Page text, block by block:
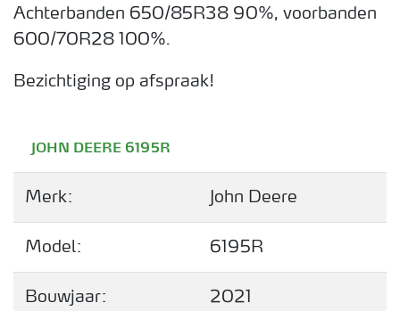
Achterbanden 650/85R38 90%, voorbanden
600/70R28 100%.
Bezichtiging op afspraak!
JOHN DEERE 6195R
Merk:
John Deere
Model:
6195R
Bouwjaar:
2021